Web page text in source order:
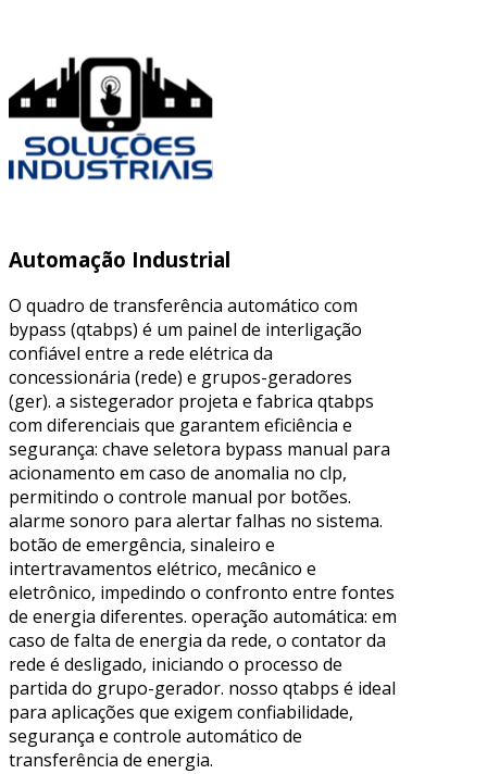
Automação Industrial
O quadro de transferência automático com
bypass (qtabps) é um painel de interligação
confiável entre a rede elétrica da
concessionária (rede) e grupos-geradores
(ger). a sistegerador projeta e fabrica qtabps
com diferenciais que garantem eficiência e
segurança: chave seletora bypass manual para
acionamento em caso de anomalia no clp,
permitindo o controle manual por botões.
alarme sonoro para alertar falhas no sistema.
botão de emergência, sinaleiro e
intertravamentos elétrico, mecânico e
eletrônico, impedindo o confronto entre fontes
de energia diferentes. operação automática: em
caso de falta de energia da rede, o contator da
rede é desligado, iniciando o processo de
partida do grupo-gerador. nosso qtabps é ideal
para aplicações que exigem confiabilidade,
segurança e controle automático de
transferência de energia.